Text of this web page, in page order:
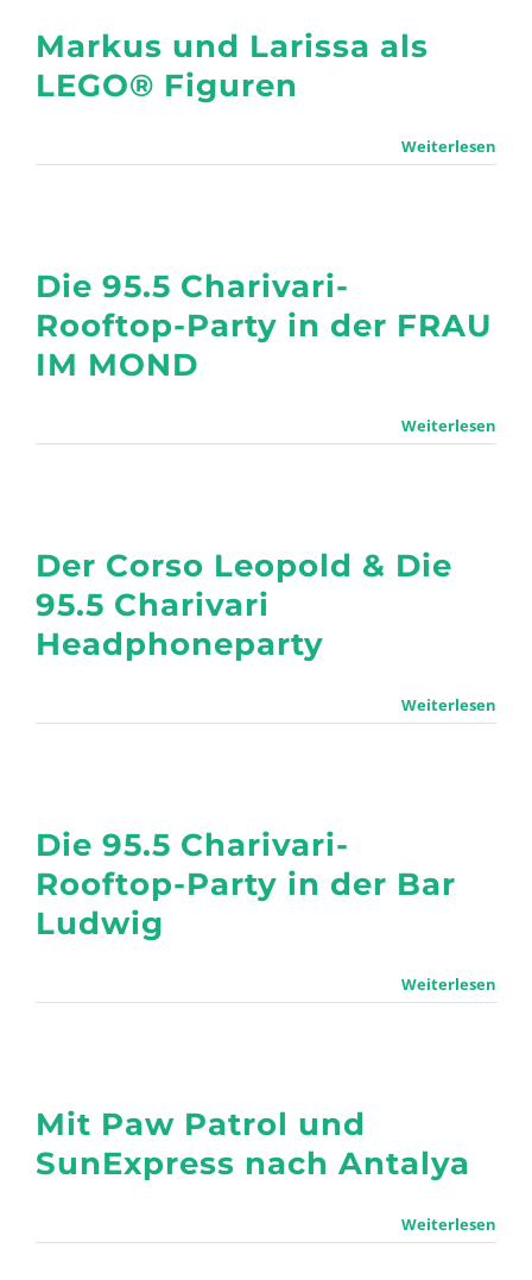
WEBRADIO
Markus und Larissa als
LEGO® Figuren
Weiterlesen
Die 95.5 Charivari-
Rooftop-Party in der FRAU
IM MOND
Weiterlesen
Der Corso Leopold & Die
95.5 Charivari
Headphoneparty
Weiterlesen
Die 95.5 Charivari-
Rooftop-Party in der Bar
Ludwig
Weiterlesen
Mit Paw Patrol und
SunExpress nach Antalya
Weiterlesen